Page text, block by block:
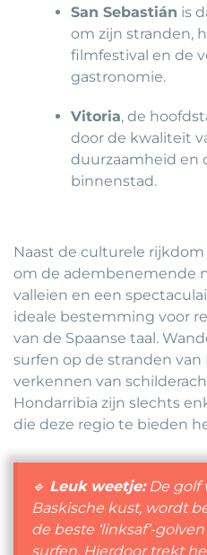
San Sebastián is
om zijn stranden,
filmfestival en de
gastronomie.
Vitoria, de
door de kwaliteit
duurzaamheid en
binnenstad.
Naast de culturele
om de adembenemende
valleien en een
ideale bestemming voor
van de Spaanse taal.
surfen op de stranden
verkennen van
Hondarribia zijn slechts
die deze regio te bieden
🔹 Leuk weetje:De golf
Baskische kust, wordt
de beste ‘linksaf’-
surfen. Hierdoor trekt